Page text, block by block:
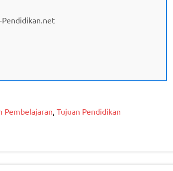
Pembelajaran, Tujuan Pendidikan